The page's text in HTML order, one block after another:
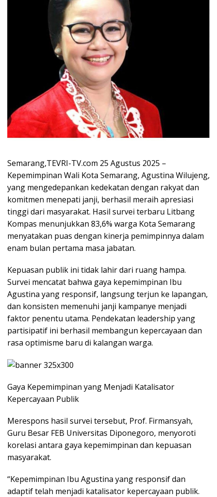
Semarang,TEVRI-TV.com 25 Agustus 2025 –
Kepemimpinan Wali Kota Semarang, Agustina Wilujeng,
yang mengedepankan kedekatan dengan rakyat dan
komitmen menepati janji, berhasil meraih apresiasi
tinggi dari masyarakat. Hasil survei terbaru Litbang
Kompas menunjukkan 83,6% warga Kota Semarang
menyatakan puas dengan kinerja pemimpinnya dalam
enam bulan pertama masa jabatan.
Kepuasan publik ini tidak lahir dari ruang hampa.
Survei mencatat bahwa gaya kepemimpinan Ibu
Agustina yang responsif, langsung terjun ke lapangan,
dan konsisten memenuhi janji kampanye menjadi
faktor penentu utama. Pendekatan leadership yang
partisipatif ini berhasil membangun kepercayaan dan
rasa optimisme baru di kalangan warga.
Gaya Kepemimpinan yang Menjadi Katalisator
Kepercayaan Publik
Merespons hasil survei tersebut, Prof. Firmansyah,
Guru Besar FEB Universitas Diponegoro, menyoroti
korelasi antara gaya kepemimpinan dan kepuasan
masyarakat.
“Kepemimpinan Ibu Agustina yang responsif dan
adaptif telah menjadi katalisator kepercayaan publik.